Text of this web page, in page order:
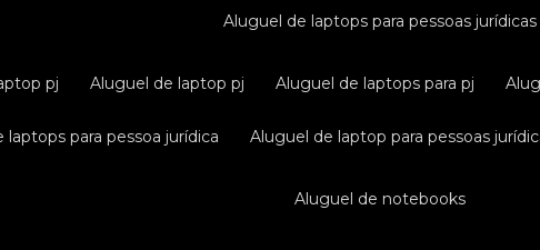
aluguel de laptops para pessoas jurídicas
pj aluguel de laptop pj aluguel de laptops para pj
laptops para pessoa jurídica aluguel de laptop para pessoas
aluguel de notebooks